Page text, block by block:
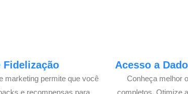
Fidelização
marketing permite que você
e recompensas para
Acesso a
Conheça melhor
completos. Otimize